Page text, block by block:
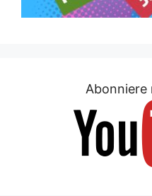
Abonniere